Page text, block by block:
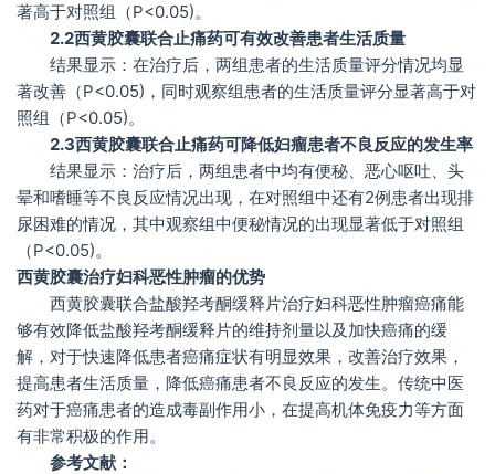
著高于对照组（P<0.05)。
2.2西黄胶囊联合止痛药可有效改善患者生活质量
结果显示：在治疗后，两组患者的生活质量评分情况均显
著改善（P<0.05)，同时观察组患者的生活质量评分显著高于对
照组（P<0.05)。
2.3西黄胶囊联合止痛药可降低妇瘤患者不良反应的发生率
结果显示：治疗后，两组患者中均有便秘、恶心呕吐、头
晕和嗜睡等不良反应情况出现，在对照组中还有2例患者出现排
尿困难的情况，其中观察组中便秘情况的出现显著低于对照组
（P<0.05)。
西黄胶囊治疗妇科恶性肿瘤的优势
西黄胶囊联合盐酸羟考酮缓释片治疗妇科恶性肿瘤癌痛能
够有效降低盐酸羟考酮缓释片的维持剂量以及加快癌痛的缓
解，对于快速降低患者癌痛症状有明显效果，改善治疗效果，
提高患者生活质量，降低癌痛患者不良反应的发生。传统中医
药对于癌痛患者的造成毒副作用小，在提高机体免疫力等方面
有非常积极的作用。
参考文献：